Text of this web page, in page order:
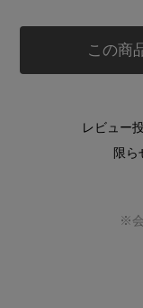
この商
レビュー
限ら
※